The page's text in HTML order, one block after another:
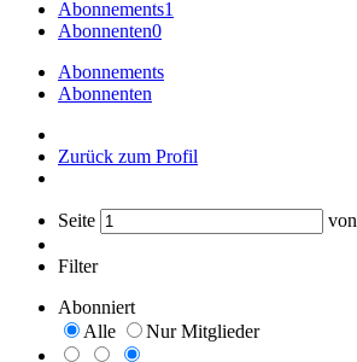
Abonnements1
Abonnenten0
Abonnements
Abonnenten
Zurück zum Profil
Seite von
Filter
Abonniert
Alle
Nur Mitglieder